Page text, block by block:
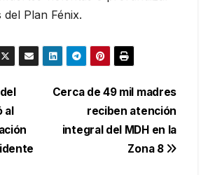
Plan Fénix.
Cerca de 49 mil madres
reciben atención
integral del MDH en la
Zona 8
al